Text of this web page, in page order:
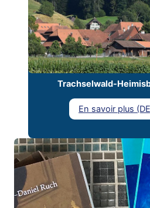
Trachselwald-
En savoir plus